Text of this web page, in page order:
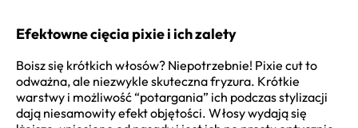
Efektowne cięcia pixie i ich zalety
Boisz się krótkich włosów? Niepotrzebnie! Pixie cut to
odważna, ale niezwykle skuteczna fryzura. Krótkie
warstwy i możliwość “potargania” ich podczas stylizacji
dają niesamowity efekt objętości. Włosy wydają się